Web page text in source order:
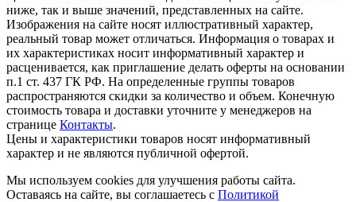
ниже, так и выше значений, представленных на сайте.
Изображения на сайте носят иллюстративный характер,
реальный товар может отличаться. Информация о товарах и
их характеристиках носит информативный характер и
расценивается, как приглашение делать оферты на основании
п.1 ст. 437 ГК РФ. На определенные группы товаров
распространяются скидки за количество и объем. Конечную
стоимость товара и доставки уточните у менеджеров на
странице Контакты.
Цены и характеристики товаров носят информативный
характер и не являются публичной офертой.
Мы используем cookies для улучшения работы сайта.
Оставаясь на сайте, вы соглашаетесь с Политикой